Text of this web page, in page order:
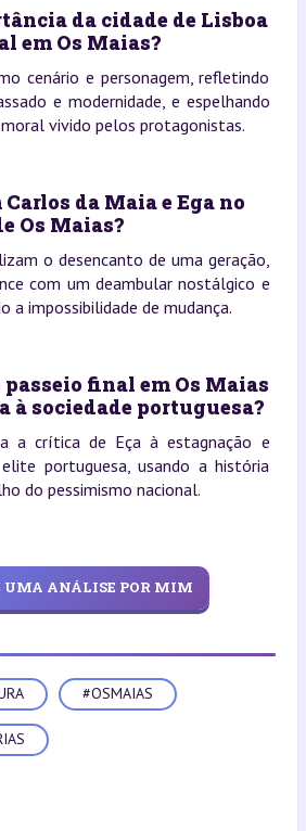
da cidade de Lisboa
em Os Maias?
cenário e personagem, refletindo
e modernidade, e espelhando
vivido pelos protagonistas.
da Maia e Ega no
Os Maias?
o desencanto de uma geração,
com um deambular nostálgico e
a impossibilidade de mudança.
passeio final em Os Maias
à sociedade portuguesa?
a crítica de Eça à estagnação e
portuguesa, usando a história
do pessimismo nacional.
UMA ANÁLISE POR MIM
#OSMAIAS